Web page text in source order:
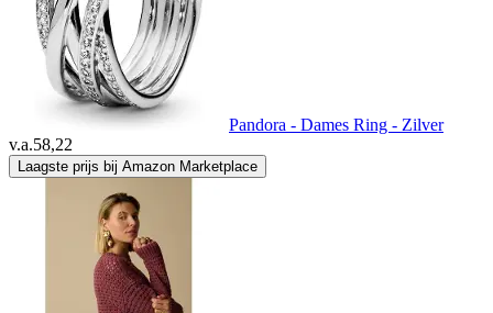
Pandora - Dames Ring - Zilver
v.a.58,22
Laagste prijs bij Amazon Marketplace